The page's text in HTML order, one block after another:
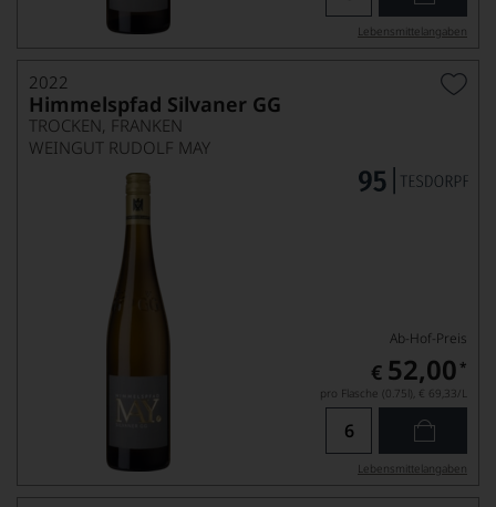
Lebensmittel­angaben
2022
Himmelspfad Silvaner GG
TROCKEN, FRANKEN
WEINGUT RUDOLF MAY
Ab-Hof-Preis
€ 52,00 *
pro Flasche (0.75l), € 69,33/L
Lebensmittel­angaben